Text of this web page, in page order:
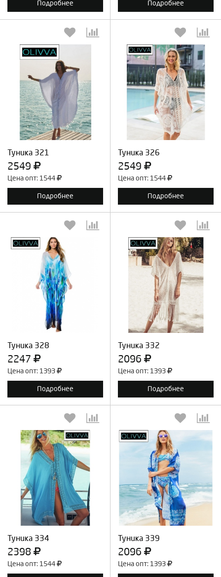
Подробнее Подробнее
Туника 321
2549
Цена опт: 1544
Подробнее
Выберите количество:
Продолжить Отмена
Туника 326
2549
Цена опт: 1544
Подробнее
Выберите количество:
Продолжить
Туника 328
2247
Цена опт: 1393
Подробнее
Выберите количество:
Продолжить
Туника 332
2096
Цена опт: 1393
Подробнее
Выберите количество:
Продолжить Отмена
Туника 334
2398
Цена опт: 1544
Выберите количество:
Продолжить Отмена
Туника 339
2096
Цена опт: 1393
Выберите количество:
Продолжить Отмена